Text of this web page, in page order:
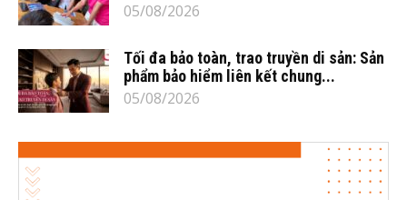
05/08/2026
Tối đa bảo toàn, trao truyền di sản: Sản
phẩm bảo hiểm liên kết chung...
05/08/2026